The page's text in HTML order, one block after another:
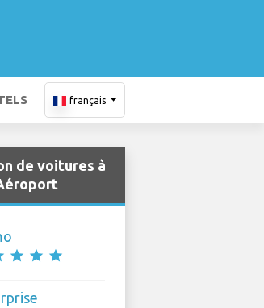
français
de voitures à
star star star